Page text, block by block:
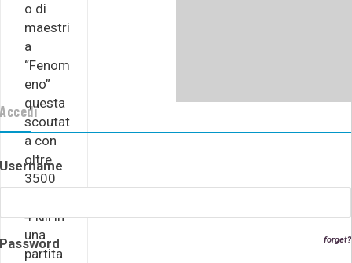
o di
maestri
a
“Fenom
eno”
questa
scoutat
a con
oltre
3500
4 kill in
una
partita
Accedi
Username
Password forget?